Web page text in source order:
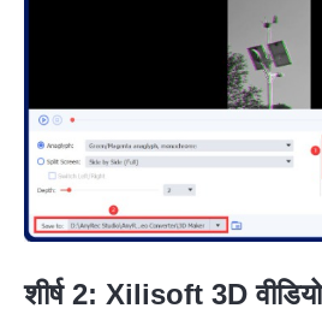
शीर्ष 2: Xilisoft 3D